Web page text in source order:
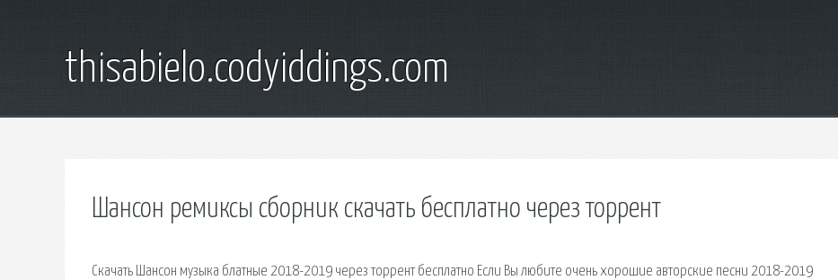
thisabielo.codyiddings.com
Шансон ремиксы сборник скачать бесплатно через торрент
Скачать Шансон музыка блатные 2018-2019 через торрент бесплатно Если Вы любите очень хорошие авторские песни 2018-2019